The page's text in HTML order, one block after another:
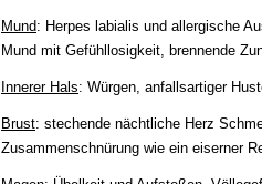
Mund: Herpes labialis und allergische
Mund mit Gefühllosigkeit, brennende
Innerer Hals: Würgen, anfallsartiger
Brust: stechende nächtliche Herz
Zusammenschnürung wie ein eiserner